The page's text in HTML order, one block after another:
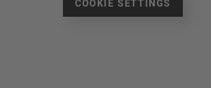
COOKIE SETTINGS